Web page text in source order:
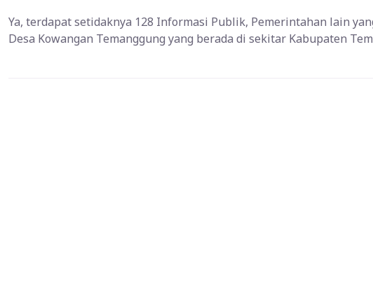
Ya, terdapat setidaknya 128 Informasi Publik, Pemerintahan lain
Desa Kowangan Temanggung yang berada di sekitar Kabupaten